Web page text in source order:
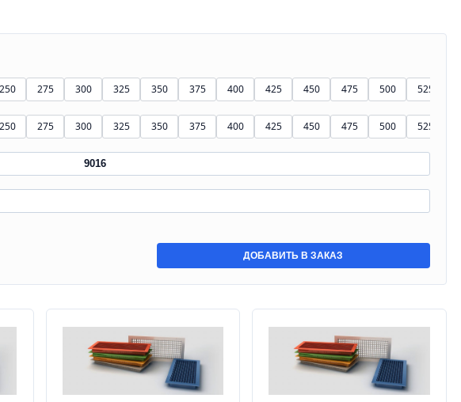
250 275 300 325 350 375 400 425 450 475 500 525
250 275 300 325 350 375 400 425 450 475 500 525
ДОБАВИТЬ В ЗАКАЗ